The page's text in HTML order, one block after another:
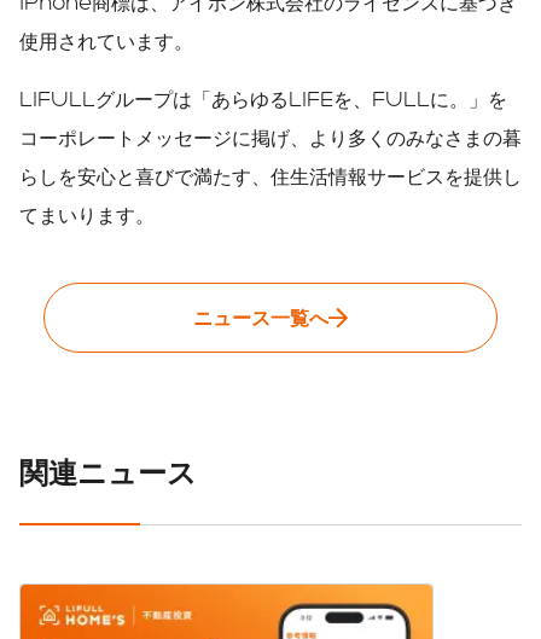
使用されています。
LIFULLグループは「あらゆるLIFEを、FULLに。」を
コーポレートメッセージに掲げ、より多くのみなさまの暮
らしを安心と喜びで満たす、住生活情報サービスを提供し
てまいります。
ニュース一覧へ
関連ニュース